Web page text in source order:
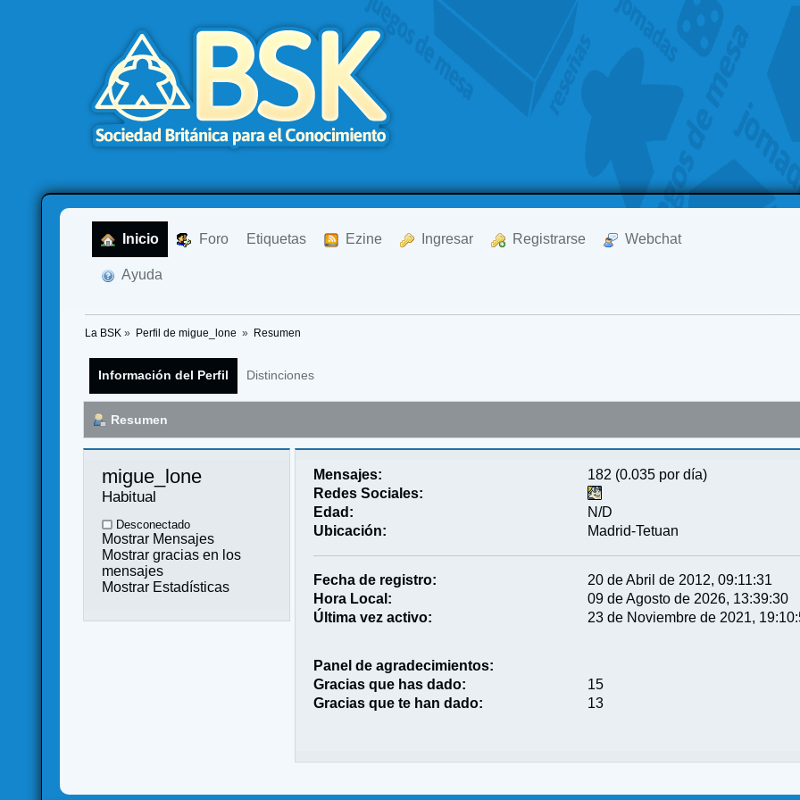
Inicio Foro Etiquetas Ezine Ingresar Registrarse Webchat
Ayuda
La BSK » Perfil de migue_lone » Resumen
Información del Perfil Distinciones
Resumen
migue_lone
Habitual
Desconectado
Mostrar Mensajes
Mostrar gracias en los
mensajes
Mostrar Estadísticas
Mensajes:
182 (0.035 por día)
Redes Sociales:
Edad:
N/D
Ubicación:
Madrid-Tetuan
Fecha de registro:
20 de Abril de 2012, 09:11:31
Hora Local:
09 de Agosto de 2026, 13:39:30
Última vez activo:
23 de Noviembre de 2021,
Panel de agradecimientos:
Gracias que has dado:
15
Gracias que te han dado:
13